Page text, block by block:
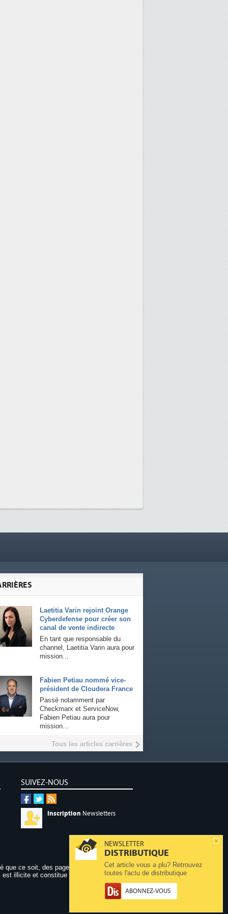
NEWSLETTER
DISTRIBUTIQUE
Cet article vous a plu? Retrouvez
toutes l'actu de distributique
ABONNEZ-VOUS
Laetitia Varin rejoint Orange
Cyberdefense pour créer son
canal de vente indirecte
En tant que responsable du
channel, Laetitia Varin aura pour
mission...
Fabien Petiau nommé vice-
président de Cloudera France
Passé notamment par
Checkmarx et ServiceNow,
Fabien Petiau aura pour
mission...
Tous les articles carrières
SUIVEZ-NOUS
Inscription Newsletters
que ce soit, des pages publiées sur ce site,
illicite et constitue une contrefaçon.